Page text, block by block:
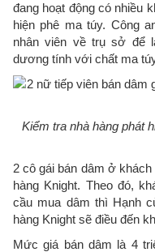
đang hoạt động có nhiều
hiện phê ma túy. Công
nhân viên về trụ sở để
dương tính với chất ma
Kiểm tra nhà hàng phát
2 cô gái bán dâm ở
hàng Knight. Theo đó,
cầu mua dâm thì Hạnh
hàng Knight sẽ điều đến
Mức giá bán dâm là 4